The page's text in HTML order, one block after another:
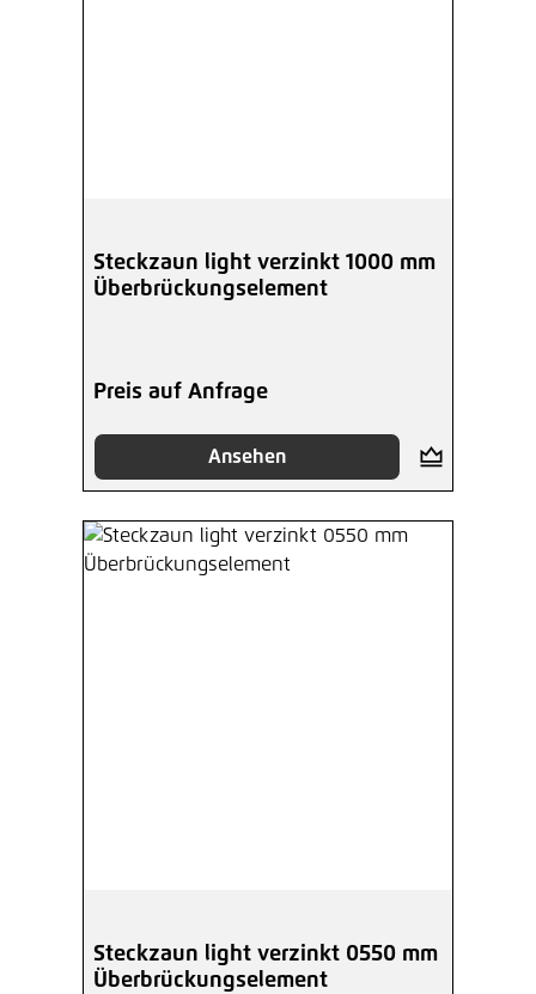
Steckzaun light verzinkt 1000 mm
Überbrückungselement
Preis auf Anfrage
Ansehen
Steckzaun light verzinkt 0550 mm
Überbrückungselement